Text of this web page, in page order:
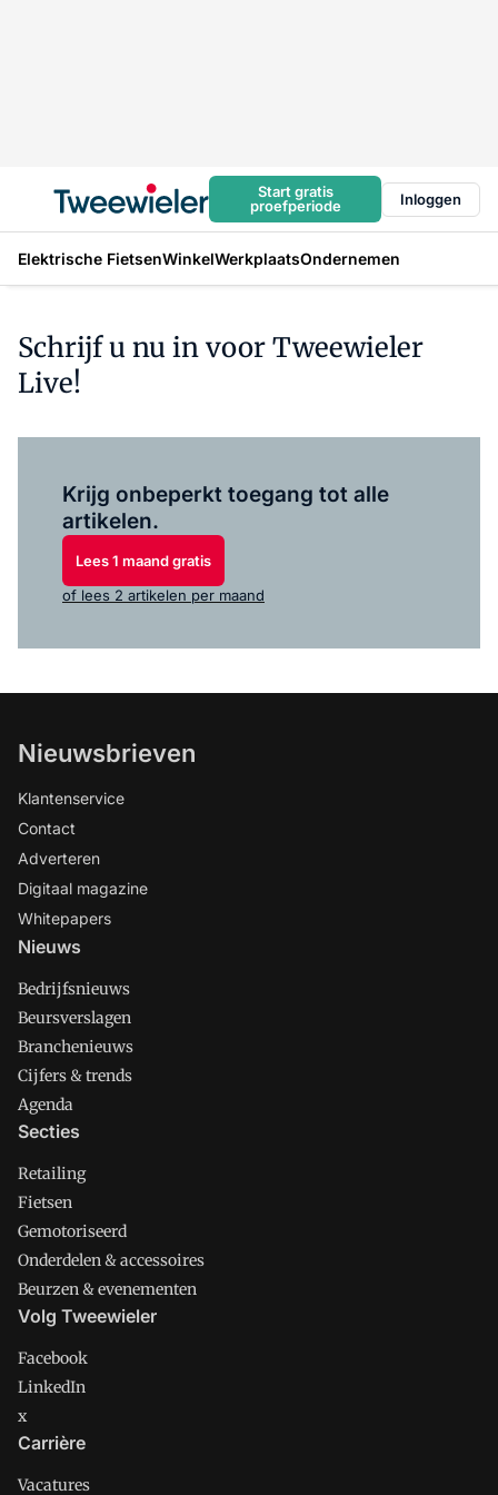
Start gratis
proefperiode
Inloggen
Elektrische FietsenWinkelWerkplaatsOndernemen
Schrijf u nu in voor Tweewieler
Live!
Krijg onbeperkt toegang tot alle
artikelen.
Lees 1 maand gratis
of lees 2 artikelen per maand
Nieuwsbrieven
Klantenservice
Contact
Adverteren
Digitaal magazine
Whitepapers
Nieuws
Bedrijfsnieuws
Beursverslagen
Branchenieuws
Cijfers & trends
Agenda
Secties
Retailing
Fietsen
Gemotoriseerd
Onderdelen & accessoires
Beurzen & evenementen
Volg Tweewieler
Facebook
LinkedIn
x
Carrière
Vacatures